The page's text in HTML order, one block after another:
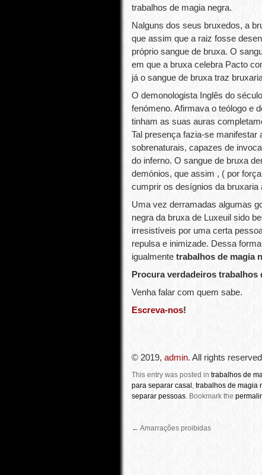
trabalhos de magia negra.
Nalguns dos seus bruxedos, a
que assim que a raiz fosse
próprio sangue de bruxa. O
em que a bruxa celebra Pacto
já o sangue de bruxa traz
O demonologista Inglês do
fenómeno. Afirmava o teólogo e
tinham as suas auras
Tal presença fazia-se manifestar
sobrenaturais, capazes de
do inferno. O sangue de bruxa
demónios, que assim , ( por
cumprir os desígnios da bruxaria
Uma vez derramadas algumas
negra da bruxa de Luxeuil sido
irresistíveis por uma certa
repulsa e inimizade. Dessa
igualmente trabalhos de magia
Procura verdadeiros trabalhos
Venha falar com quem sabe.
Escreva-nos!
© 2019, admin. All rights
This entry was posted in trabalhos de
para separar casal , trabalhos de magia
separar pessoas. Bookmark the
← Amarrações proibidas